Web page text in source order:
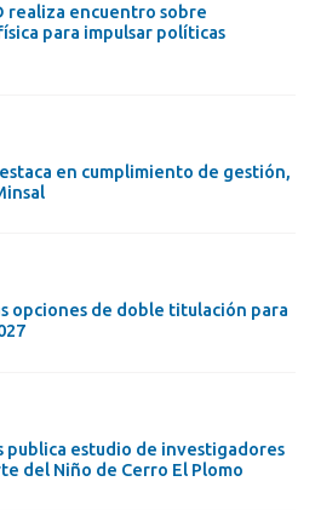
realiza encuentro sobre
para impulsar políticas
en cumplimiento de gestión,
opciones de doble titulación para
publica estudio de investigadores
del Niño de Cerro El Plomo